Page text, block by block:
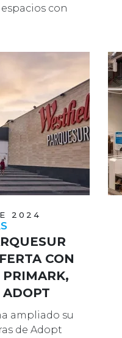
con
2024
CON
PRIMARK,
ampliado su
de Adopt